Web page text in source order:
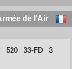
de l'Air
520 33-FD
3